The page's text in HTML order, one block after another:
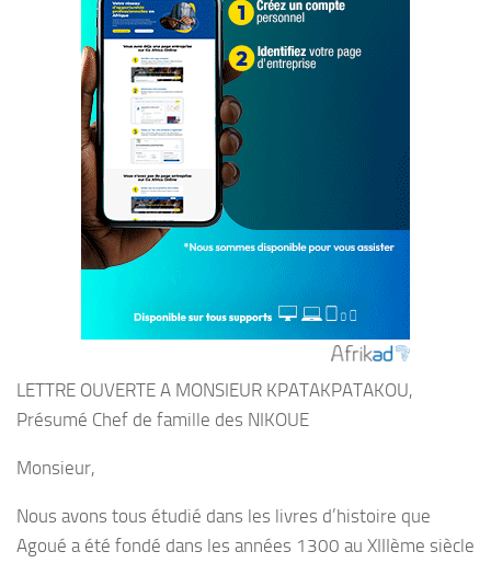
LETTRE OUVERTE A MONSIEUR KPATAKPATAKOU,
Présumé Chef de famille des NIKOUE
Monsieur,
Nous avons tous étudié dans les livres d’histoire que
Agoué a été fondé dans les années 1300 au XIIIème siècle